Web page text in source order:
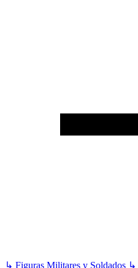
↳ Figuras Militares y Soldados ↳